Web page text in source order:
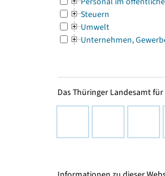
Steuern
Umwelt
Unternehmen,
Das Thüringer Landesamt